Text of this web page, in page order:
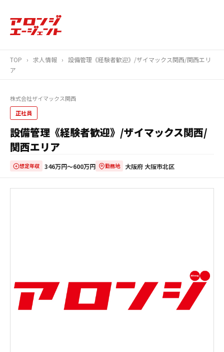
TOP › 求人情報 › 設備管理《経験者歓迎》/ザイマックス関西/関西エリ
ア
株式会社ザイマックス関西
正社員
設備管理《経験者歓迎》/ザイマックス関西/
関西エリア
想定年収 346万円〜600万円 勤務地 大阪府 大阪市北区